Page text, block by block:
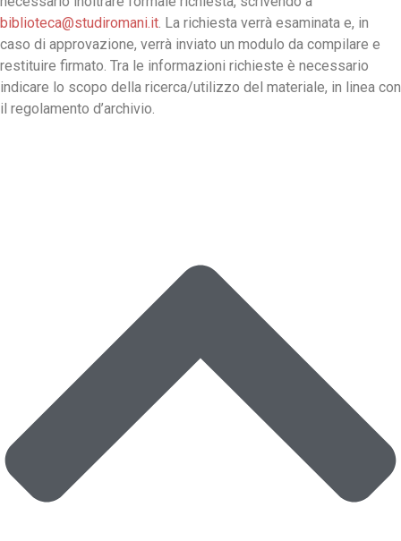
biblioteca@studiromani.it. La richiesta verrà esaminata e, in
caso di approvazione, verrà inviato un modulo da compilare e
restituire firmato. Tra le informazioni richieste è necessario
indicare lo scopo della ricerca/utilizzo del materiale, in linea con
il regolamento d’archivio.